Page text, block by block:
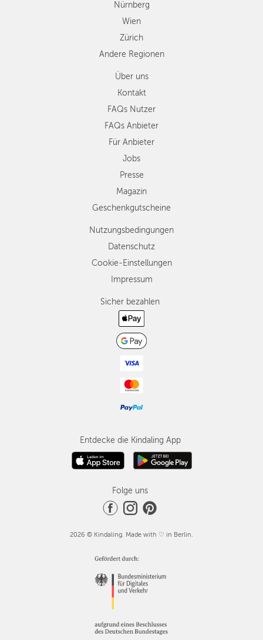
Nürnberg
Wien
Zürich
Andere Regionen
Über uns
Kontakt
FAQs Nutzer
FAQs Anbieter
Für Anbieter
Jobs
Presse
Magazin
Geschenkgutscheine
Nutzungsbedingungen
Datenschutz
Cookie-Einstellungen
Impressum
Sicher bezahlen
Entdecke die Kindaling App
Folge uns
2026 © Kindaling. Made with ♡ in Berlin.